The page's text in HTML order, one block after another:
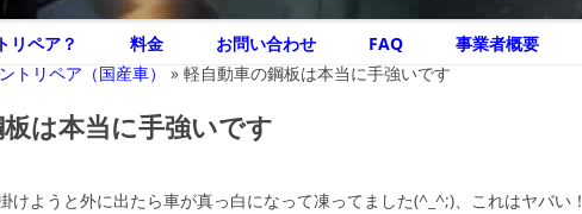
テ
ン
リペア？ 料金 お問い合わせ FAQ 事業者概要
トリペア（国産車） » 軽自動車の鋼板は本当に手強いです
は本当に手強いです
けようと外に出たら車が真っ白になって凍ってました(^_^;)、これはヤバい！